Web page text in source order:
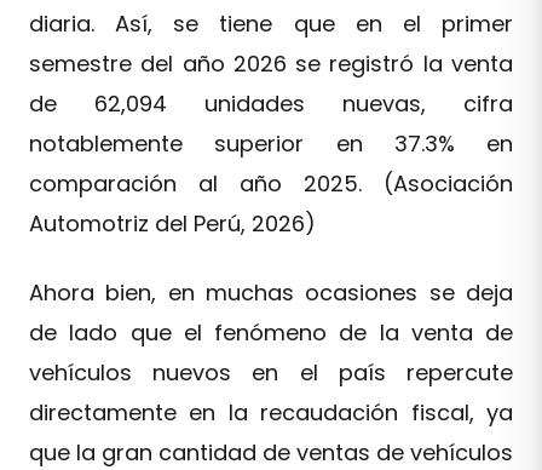
diaria. Así, se tiene que en el primer
semestre del año 2026 se registró la venta
de 62,094 unidades nuevas, cifra
notablemente superior en 37.3% en
comparación al año 2025. (Asociación
Automotriz del Perú, 2026)
Ahora bien, en muchas ocasiones se deja
de lado que el fenómeno de la venta de
vehículos nuevos en el país repercute
directamente en la recaudación fiscal, ya
que la gran cantidad de ventas de vehículos